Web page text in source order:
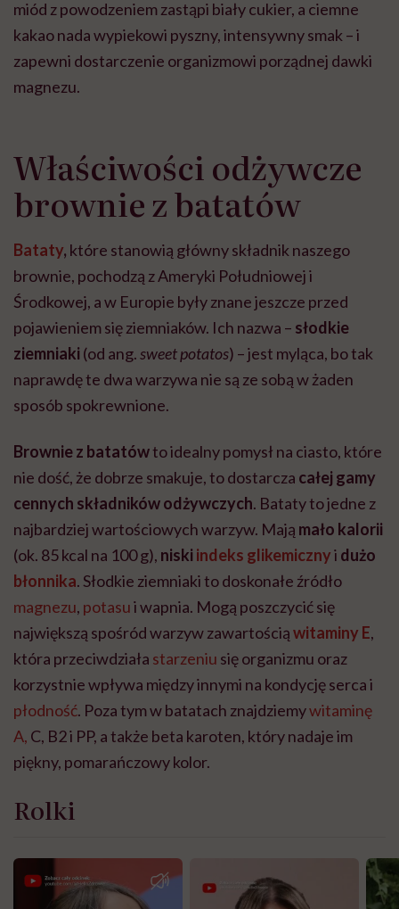
miód z powodzeniem zastąpi biały cukier, a ciemne
kakao nada wypiekowi pyszny, intensywny smak – i
zapewni dostarczenie organizmowi porządnej dawki
magnezu.
Właściwości odżywcze
brownie z batatów
Bataty, które stanowią główny składnik naszego
brownie, pochodzą z Ameryki Południowej i
Środkowej, a w Europie były znane jeszcze przed
pojawieniem się ziemniaków. Ich nazwa – słodkie
ziemniaki (od ang.sweet potatos) – jest myląca, bo tak
naprawdę te dwa warzywa nie są ze sobą w żaden
sposób spokrewnione.
Brownie z batatówto idealny pomysł na ciasto, które
nie dość, że dobrze smakuje, to dostarcza całej gamy
cennych składników odżywczych. Bataty to jedne z
najbardziej wartościowych warzyw. Mają mało kalorii
(ok. 85 kcal na 100 g), niski indeks glikemicznyi dużo
błonnika. Słodkie ziemniaki to doskonałe źródło
magnezu, potasui wapnia. Mogą poszczycić się
największą spośród warzyw zawartościąwitaminy E,
która przeciwdziała starzeniu się organizmu oraz
korzystnie wpływa między innymi na kondycję serca i
płodność. Poza tym w batatach znajdziemywitaminę
A, C, B2 i PP, a także beta karoten, który nadaje im
piękny, pomarańczowy kolor.
Rolki